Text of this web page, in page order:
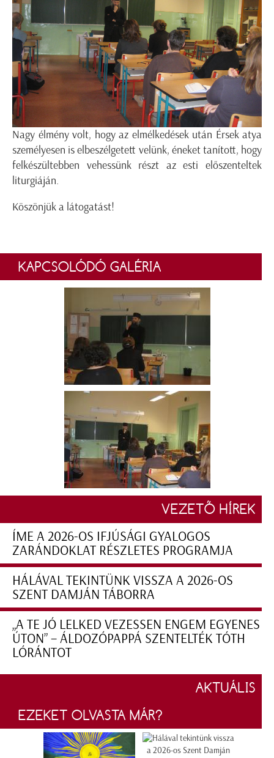
Nagy élmény volt, hogy az elmélkedések után Érsek atya
személyesen is elbeszélgetett velünk, éneket tanított, hogy
felkészültebben vehessünk részt az esti előszenteltek
liturgiáján.
Köszönjük a látogatást!
KAPCSOLÓDÓ GALÉRIA
VEZETŐ HÍREK
ÍME A 2026-OS IFJÚSÁGI GYALOGOS
ZARÁNDOKLAT RÉSZLETES PROGRAMJA
HÁLÁVAL TEKINTÜNK VISSZA A 2026-OS
SZENT DAMJÁN TÁBORRA
„A TE JÓ LELKED VEZESSEN ENGEM EGYENES
ÚTON” – ÁLDOZÓPAPPÁ SZENTELTÉK TÓTH
LÓRÁNTOT
AKTUÁLIS
EZEKET OLVASTA MÁR?